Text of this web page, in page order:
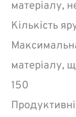
матеріалу,
Кількість
матеріалу,
150